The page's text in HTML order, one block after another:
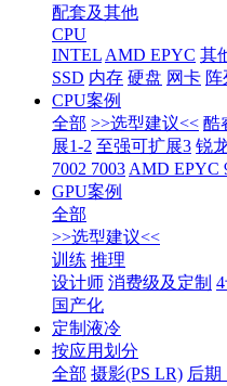
配套及其他
CPU
INTEL AMD EPYC 其
SSD 内存 硬盘 网卡
CPU案例
全部 >>选型建议<< 酷
展1-2 至强可扩展3 锐
7002 7003 AMD EPYC
GPU案例
全部
>>选型建议<<
训练 推理
设计师 消费级及定制
国产化
定制液冷
按应用划分
全部 摄影(PS LR) 后期